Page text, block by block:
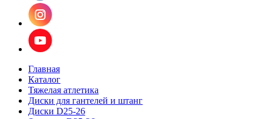
Главная
Каталог
Тяжелая атлетика
Диски для гантелей и штанг
Диски D25-26